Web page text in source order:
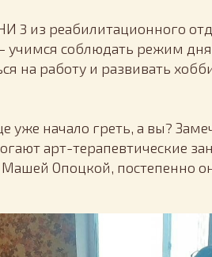
3 из реабилитационного
соблюдать режим
на работу и развивать
уже начало греть, а вы?
арт-терапевтические
Машей Опоцкой, постепенно